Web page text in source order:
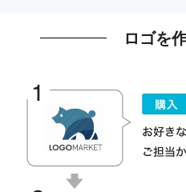
ロゴを